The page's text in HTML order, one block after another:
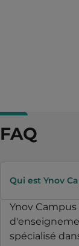
FAQ
Qui est Ynov
Ynov
spécialisé